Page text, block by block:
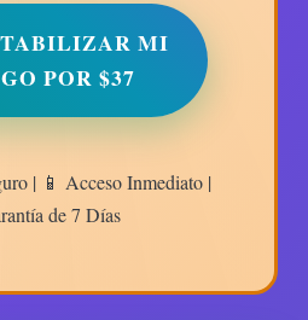
MI
POR $37
| 📱 Acceso Inmediato |
de 7 Días